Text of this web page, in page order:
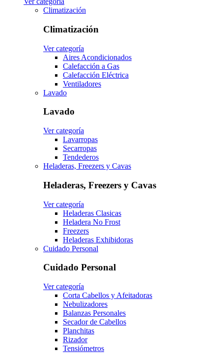
Climatización
Climatización
Ver categoría
Aires Acondicionados
Calefacción a Gas
Calefacción Eléctrica
Ventiladores
Lavado
Lavado
Ver categoría
Lavarropas
Secarropas
Tendederos
Heladeras, Freezers y Cavas
Heladeras, Freezers y Cavas
Ver categoría
Heladeras Clasicas
Heladera No Frost
Freezers
Heladeras Exhibidoras
Cuidado Personal
Cuidado Personal
Ver categoría
Corta Cabellos y Afeitadoras
Nebulizadores
Balanzas Personales
Secador de Cabellos
Planchitas
Rizador
Tensiómetros